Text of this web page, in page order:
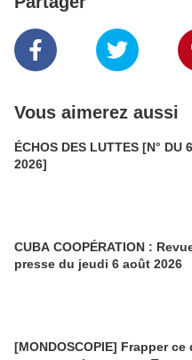
Vous aimerez aussi
ÉCHOS DES LUTTES [N° DU
2026]
CUBA COOPÉRATION :
presse du jeudi 6 août 2026
[MONDOSCOPIE] Frapper ce